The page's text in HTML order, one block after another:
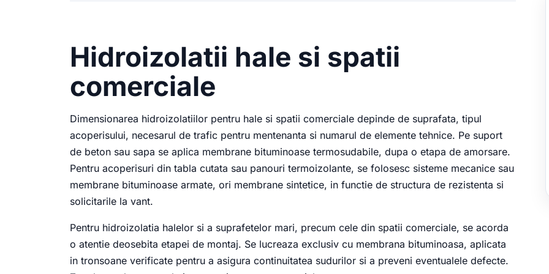
Hidroizolatii hale si spatii
comerciale
Dimensionarea hidroizolatiilor pentru hale si spatii comerciale depinde de suprafata, tipul
acoperisului, necesarul de trafic pentru mentenanta si numarul de elemente tehnice. Pe suport
de beton sau sapa se aplica membrane bituminoase termosudabile, dupa o etapa de amorsare.
Pentru acoperisuri din tabla cutata sau panouri termoizolante, se folosesc sisteme mecanice sau
membrane bituminoase armate, ori membrane sintetice, in functie de structura de rezistenta si
solicitarile la vant.
Pentru hidroizolatia halelor si a suprafetelor mari, precum cele din spatii comerciale, se acorda
o atentie deosebita etapei de montaj. Se lucreaza exclusiv cu membrana bituminoasa, aplicata
in tronsoane verificate pentru a asigura continuitatea sudurilor si a preveni eventualele defecte.